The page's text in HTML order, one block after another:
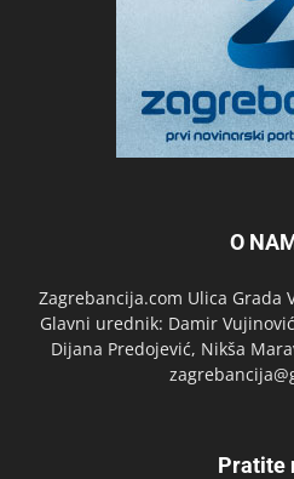
O
Zagrebancija.com Ulica Grada
Glavni urednik: Damir
Dijana Predojević, Nikša
Pratite